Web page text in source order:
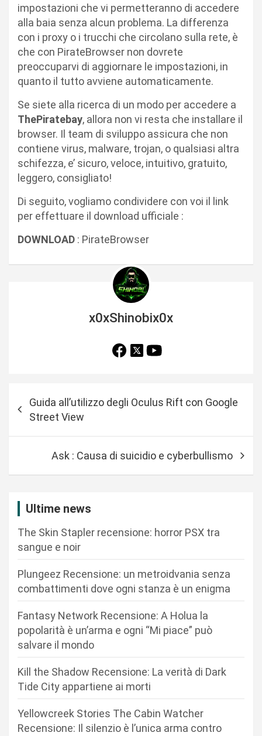
impostazioni che vi permetteranno di accedere
alla baia senza alcun problema. La differenza
con i proxy o i trucchi che circolano sulla rete, è
che con PirateBrowser non dovrete
preoccuparvi di aggiornare le impostazioni, in
quanto il tutto avviene automaticamente.
Se siete alla ricerca di un modo per accedere a
ThePiratebay, allora non vi resta che installare il
browser. Il team di sviluppo assicura che non
contiene virus, malware, trojan, o qualsiasi altra
schifezza, e’ sicuro, veloce, intuitivo, gratuito,
leggero, consigliato!
Di seguito, vogliamo condividere con voi il link
per effettuare il download ufficiale :
DOWNLOAD : PirateBrowser
x0xShinobix0x
Guida all’utilizzo degli Oculus Rift con Google
Street View
Ask : Causa di suicidio e cyberbullismo
Ultime news
The Skin Stapler recensione: horror PSX tra
sangue e noir
Plungeez Recensione: un metroidvania senza
combattimenti dove ogni stanza è un enigma
Fantasy Network Recensione: A Holua la
popolarità è un’arma e ogni “Mi piace” può
salvare il mondo
Kill the Shadow Recensione: La verità di Dark
Tide City appartiene ai morti
Yellowcreek Stories The Cabin Watcher
Recensione: Il silenzio è l’unica arma contro